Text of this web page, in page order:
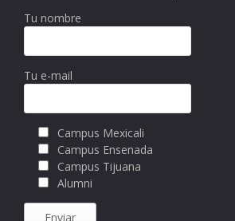
Tu nombre
Tu e-mail
Campus Mexicali
Campus Ensenada
Campus Tijuana
Alumni